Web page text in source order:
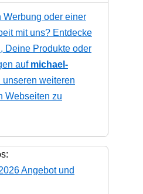
Werbung oder einer
mit uns? Entdecke
Deine Produkte oder
auf michael-
unseren weiteren
Webseiten zu